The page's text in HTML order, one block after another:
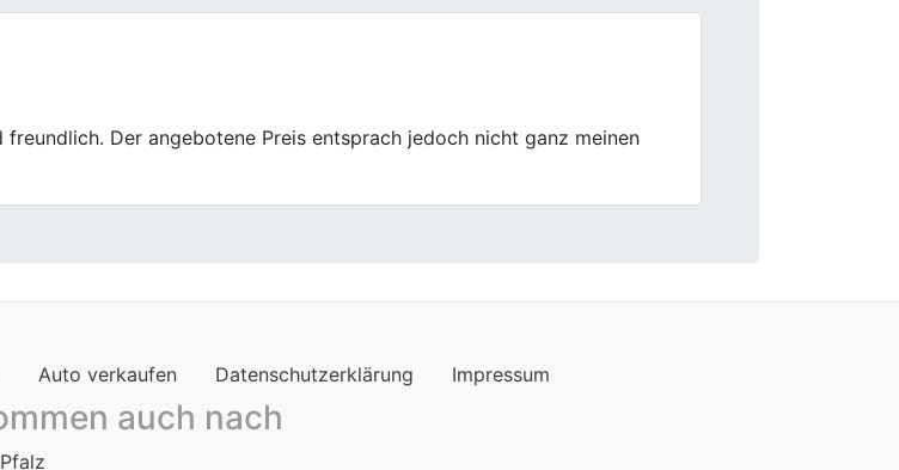
Die Bearbeitung der Unterlagen nahm jedoch etwas mehr Zeit in
Auto verkaufen Datenschutzerklärung Impressum
auch nach